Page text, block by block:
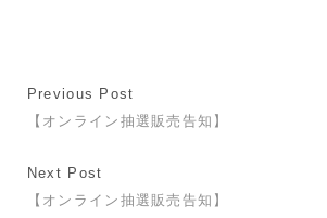
Previous Post
【オンライン抽選販売告知】
Next Post
【オンライン抽選販売告知】